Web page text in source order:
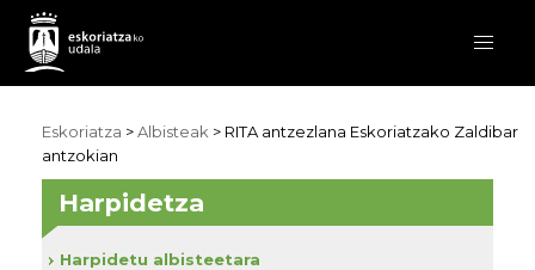
Eskoriatza >Albisteak > RITA antzezlana Eskoriatzako Zaldibar
antzokian
Harpidetza
Harpidetu albisteetara